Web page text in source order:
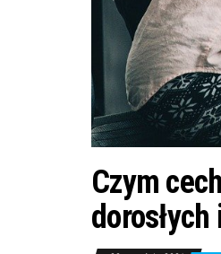
Czym
dorosłych